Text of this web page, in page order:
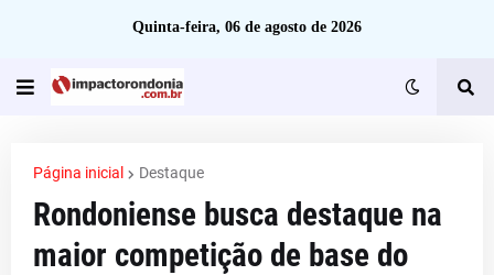
Quinta-feira, 06 de agosto de 2026
Página inicial Destaque
Rondoniense busca destaque na
maior competição de base do